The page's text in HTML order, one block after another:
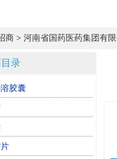
商 > 河南省国药医药集团有限
录
胶囊